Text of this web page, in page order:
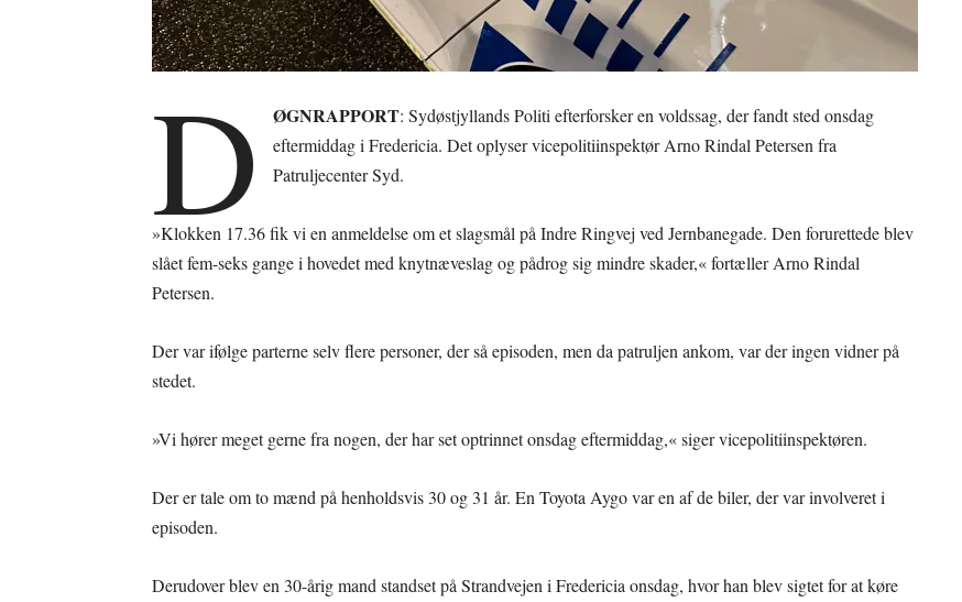
D ØGNRAPPORT: Sydøstjyllands Politi efterforsker en voldssag, der fandt sted onsdag
eftermiddag i Fredericia. Det oplyser vicepolitiinspektør Arno Rindal Petersen fra
Patruljecenter Syd.
»Klokken 17.36 fik vi en anmeldelse om et slagsmål på Indre Ringvej ved Jernbanegade. Den forurettede blev
slået fem-seks gange i hovedet med knytnæveslag og pådrog sig mindre skader,« fortæller Arno Rindal
Petersen.
Der var ifølge parterne selv flere personer, der så episoden, men da patruljen ankom, var der ingen vidner på
stedet.
»Vi hører meget gerne fra nogen, der har set optrinnet onsdag eftermiddag,« siger vicepolitiinspektøren.
Der er tale om to mænd på henholdsvis 30 og 31 år. En Toyota Aygo var en af de biler, der var involveret i
episoden.
Derudover blev en 30-årig mand standset på Strandvejen i Fredericia onsdag, hvor han blev sigtet for at køre